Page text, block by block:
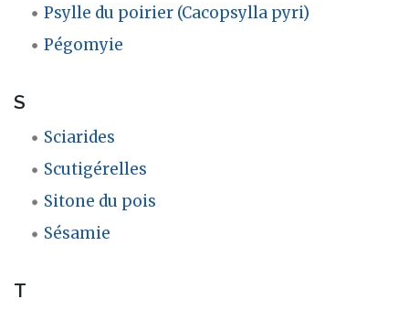
Psylle du poirier (Cacopsylla pyri)
Pégomyie
S
Sciarides
Scutigérelles
Sitone du pois
Sésamie
T